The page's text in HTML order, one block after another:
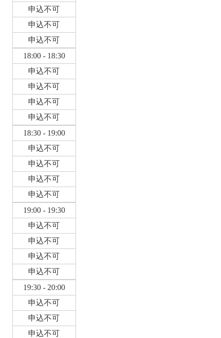
申込不可
申込不可
申込不可
18:00 - 18:30
申込不可
申込不可
申込不可
申込不可
18:30 - 19:00
申込不可
申込不可
申込不可
申込不可
19:00 - 19:30
申込不可
申込不可
申込不可
申込不可
19:30 - 20:00
申込不可
申込不可
申込不可